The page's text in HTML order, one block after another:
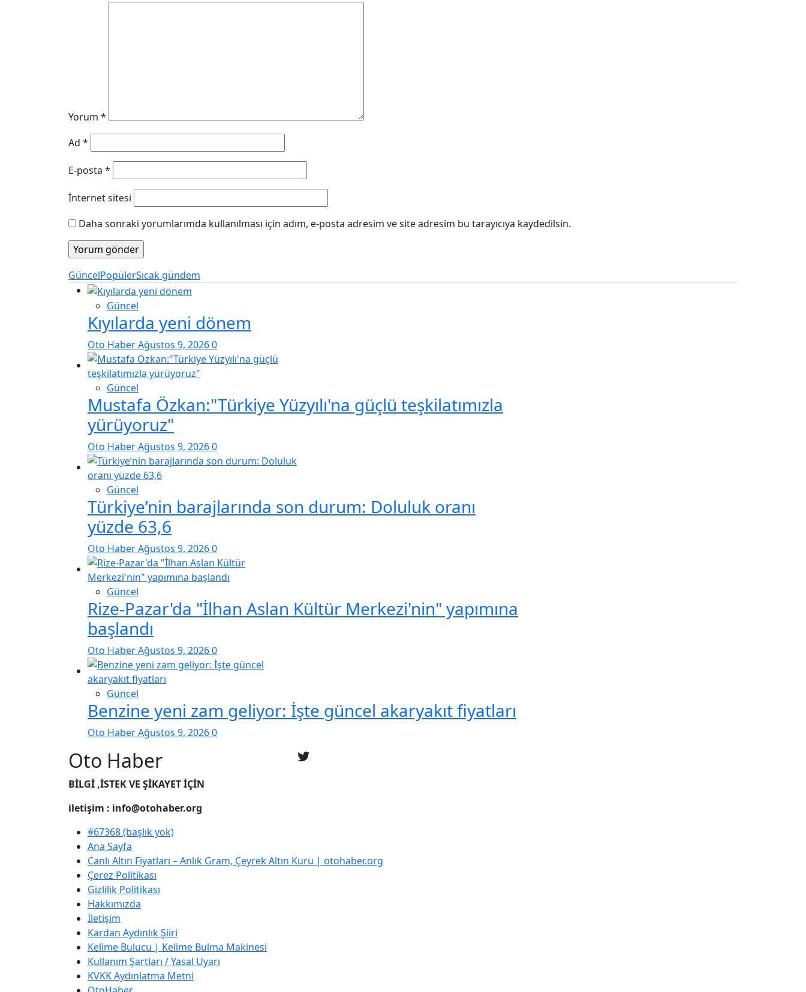
Yorum *
Ad *
E-posta *
İnternet sitesi
Daha sonraki yorumlarımda kullanılması için adım, e-posta adresim ve site adresim bu tarayıcıya kaydedilsin.
GüncelPopülerSıcak gündem
Güncel
Kıyılarda yeni dönem
Oto HaberAğustos 9, 20260
Güncel
Mustafa Özkan:"Türkiye Yüzyılı'na güçlü teşkilatımızla
yürüyoruz"
Oto HaberAğustos 9, 20260
Güncel
Türkiye’nin barajlarında son durum: Doluluk oranı
yüzde 63,6
Oto HaberAğustos 9, 20260
Güncel
Rize-Pazar'da "İlhan Aslan Kültür Merkezi'nin" yapımına
başlandı
Oto HaberAğustos 9, 20260
Güncel
Benzine yeni zam geliyor: İşte güncel akaryakıt fiyatları
Oto HaberAğustos 9, 20260
Oto Haber
BİLGİ ,İSTEK VE ŞİKAYET İÇİN
iletişim : info@otohaber.org
#67368 (başlık yok)
Ana Sayfa
Canlı Altın Fiyatları – Anlık Gram, Çeyrek Altın Kuru | otohaber.org
Çerez Politikası
Gizlilik Politikası
Hakkımızda
İletişim
Kardan Aydınlık Şiiri
Kelime Bulucu | Kelime Bulma Makinesi
Kullanım Şartları / Yasal Uyarı
KVKK Aydınlatma Metni